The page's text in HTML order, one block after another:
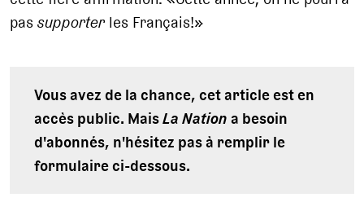
passupporter les Français!»
Vous avez de la chance, cet article est en
accès public. MaisLa Nationa besoin
d'abonnés, n'hésitez pas à remplir le
formulaire ci-dessous.